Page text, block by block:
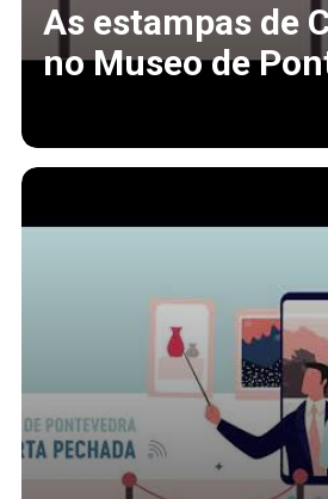
As estampas de
no Museo de